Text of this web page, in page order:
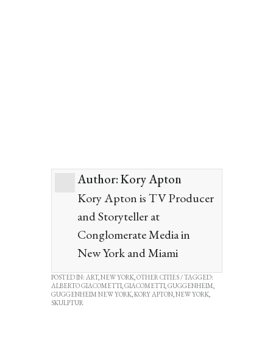
Author:Kory Apton
Kory Apton is TV Producer
and Storyteller at
Conglomerate Media in
New York and Miami
POSTED IN: ART,NEW YORK,OTHER CITIES/ TAGGED:
ALBERTO GIACOMETTI,GIACOMETTI,GUGGENHEIM,
GUGGENHEIM NEW YORK,KORY APTON,NEW YORK,
SKULPTUR